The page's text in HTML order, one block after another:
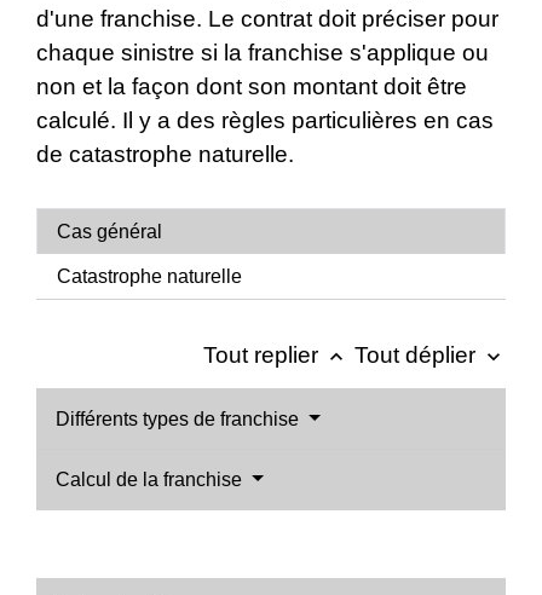
d'une franchise. Le contrat doit préciser pour
chaque sinistre si la franchise s'applique ou
non et la façon dont son montant doit être
calculé. Il y a des règles particulières en cas
de catastrophe naturelle.
Cas général
Catastrophe naturelle
Tout replier keyboard_arrow_up Tout déplier keyboard_arrow_down
Différents types de franchise
Calcul de la franchise